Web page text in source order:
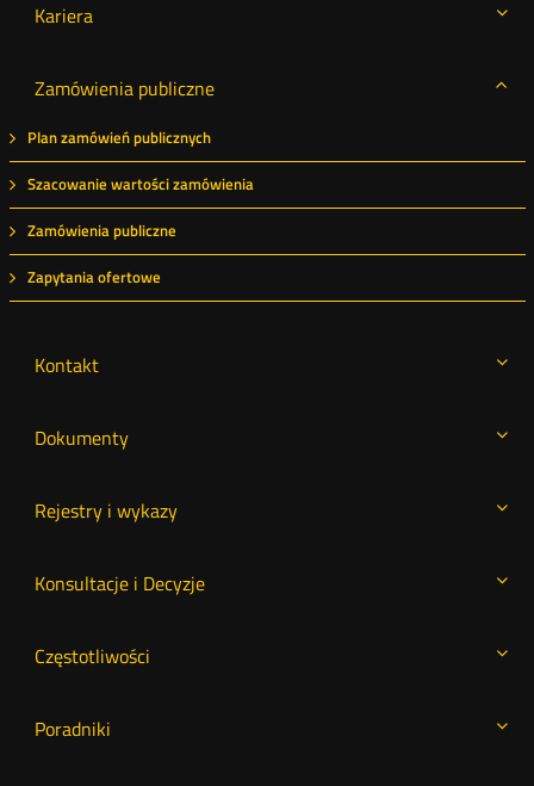
Kariera
Zamówienia publiczne
Plan zamówień publicznych
Szacowanie wartości zamówienia
Zamówienia publiczne
Zapytania ofertowe
Kontakt
Dokumenty
Rejestry i wykazy
Konsultacje i Decyzje
Częstotliwości
Poradniki